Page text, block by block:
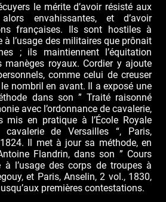
le mérite d’avoir résisté aux
envahissantes, et d’avoir
françaises. Ils sont hostiles à
à l’usage des militaires que prônait
; ils maintiennent l’équitation
manèges royaux. Cordier y ajoute
comme celui de creuser
nombril en avant. Il a exposé une
dans son ” Traité raisonné
avec l’ordonnance de cavalerie,
mis en pratique à l’École Royale
cavalerie de Versailles “, Paris,
Il met à jour sa méthode, en
Flandrin, dans son ” Cours
à l’usage des corps de troupes à
et Paris, Anselin, 2 vol., 1830,
premières contestations.